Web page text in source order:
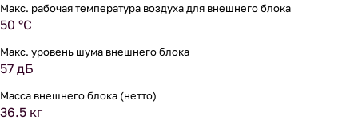
Макс. рабочая температура воздуха для внешнего блока
50 °С
Макс. уровень шума внешнего блока
57 дБ
Масса внешнего блока (нетто)
36.5 кг